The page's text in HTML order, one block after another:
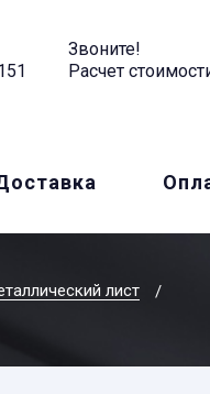
Звоните!
Расчет
лист